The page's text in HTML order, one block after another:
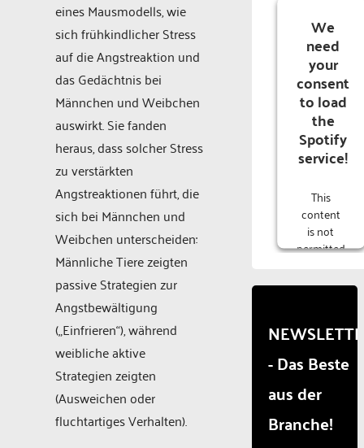
eines Mausmodells, wie
sich frühkindlicher Stress
auf die Angstreaktion und
das Gedächtnis bei
Männchen und Weibchen
auswirkt. Sie fanden
heraus, dass solcher Stress
zu verstärkten
Angstreaktionen führt, die
sich bei Männchen und
Weibchen unterscheiden:
Männliche Tiere zeigten
passive Strategien zur
Angstbewältigung
(„Einfrieren“), während
weibliche aktive
Strategien zeigten
(Ausweichen oder
fluchtartiges Verhalten).
We
need
your
consent
to load
the
Spotify
service!
This
content
is not
permitted
due to
not
to the
visitor.
The
website
owner
- Das Beste
aus der
Branche!